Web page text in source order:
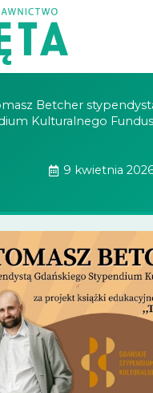
Betcher
Kulturalnego
9 kwietnia